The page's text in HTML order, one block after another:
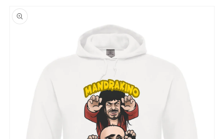
informazioni
sul prodotto